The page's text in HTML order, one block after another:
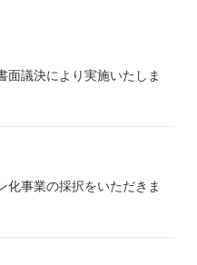
面議決により実施いたしま
化事業の採択をいただきま